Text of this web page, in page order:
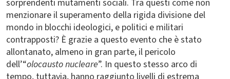
sorprendenti mutamenti sociali. Tra questi come non
menzionare il superamento della rigida divisione del
mondo in blocchi ideologici, e politici e militari
contrapposti? È grazie a questo evento che è stato
allontanato, almeno in gran parte, il pericolo
dell’“olocausto nucleare”. In questo stesso arco di